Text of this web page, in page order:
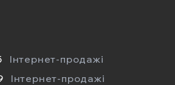
Інтернет-продажі
Інтернет-продажі